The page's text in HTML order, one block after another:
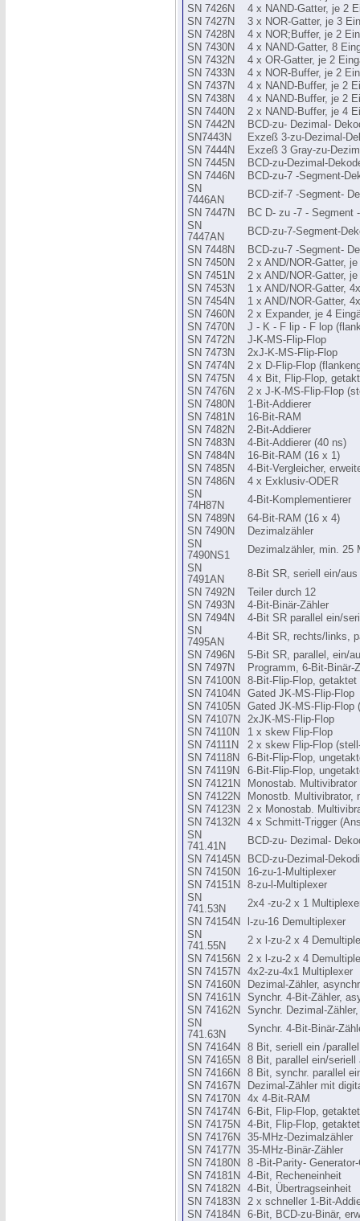
SN 7426N
4 x NAND-Gatter, je 2
SN 7427N
3 x NOR-Gatter, je 3
SN 7428N
4 x NOR;Buffer, je 2
SN 7430N
4 x NAND-Gatter, 8
SN 7432N
4 x OR-Gatter, je 2
SN 7433N
4 x NOR-Buffer, je 2
SN 7437N
4 x NAND-Buffer, je 2
SN 7438N
4 x NAND-Buffer, je 2
SN 7440N
2 x NAND-Buffer, je 4
SN 7442N
BCD-zu- Dezimal-
SN7443N
Exzeß 3-zu-Dezimal-
SN 7444N
Exzeß 3 Gray-zu-
SN 7445N
BCD-zu-Dezimal-
SN 7446N
BCD-zu-7 -Segment-
SN
7446AN
BCD-zif-7 -Segment-
SN 7447N
BC D- zu -7 - Segment
SN
7447AN
BCD-zu-7-Segment-
SN 7448N
BCD-zu-7 -Segment-
SN 7450N
2 x AND/NOR-Gatter,
SN 7451N
2 x AND/NOR-Gatter,
SN 7453N
1 x AND/NOR-Gatter,
SN 7454N
1 x AND/NOR-Gatter,
SN 7460N
2 x Expander, je 4
SN 7470N
J - K - F lip - F lop
SN 7472N
J-K-MS-Flip-Flop
SN 7473N
2xJ-K-MS-Flip-Flop
SN 7474N
2 x D-Flip-Flop
SN 7475N
4 x Bit, Flip-Flop,
SN 7476N
2 x J-K-MS-Flip-Flop
SN 7480N
1-Bit-Addierer
SN 7481N
16-Bit-RAM
SN 7482N
2-Bit-Addierer
SN 7483N
4-Bit-Addierer (40 ns)
SN 7484N
16-Bit-RAM (16 x 1)
SN 7485N
4-Bit-Vergleicher,
SN 7486N
4 x Exklusiv-ODER
SN
74H87N
4-Bit-Komplementierer
SN 7489N
64-Bit-RAM (16 x 4)
SN 7490N
Dezimalzähler
SN
7490NS1
Dezimalzähler, min. 25
SN
7491AN
8-Bit SR, seriell ein/aus
SN 7492N
Teiler durch 12
SN 7493N
4-Bit-Binär-Zähler
SN 7494N
4-Bit SR parallel ein/
SN
7495AN
4-Bit SR, rechts/links,
SN 7496N
5-Bit SR, parallel, ein/
SN 7497N
Programm, 6-Bit-Binär-
SN 74100N
8-Bit-Flip-Flop, getaktet
SN 74104N
Gated JK-MS-Flip-Flop
SN 74105N
Gated JK-MS-Flip-Flop
SN 74107N
2xJK-MS-Flip-Flop
SN 74110N
1 x skew Flip-Flop
SN 74111N
2 x skew Flip-Flop
SN 74118N
6-Bit-Flip-Flop,
SN 74119N
6-Bit-Flip-Flop,
SN 74121N
Monostab.
SN 74122N
Monostb. Multivibrator,
SN 74123N
2 x Monostab.
SN 74132N
4 x Schmitt-Trigger
SN
741.41N
BCD-zu- Dezimal-
SN 74145N
BCD-zu-Dezimal-
SN 74150N
16-zu-1-Multiplexer
SN 74151N
8-zu-l-Multiplexer
SN
741.53N
2x4 -zu-2 x 1
SN 74154N
l-zu-16 Demultiplexer
SN
741.55N
2 x l-zu-2 x 4
SN 74156N
2 x l-zu-2 x 4
SN 74157N
4x2-zu-4x1 Multiplexer
SN 74160N
Dezimal-Zähler,
SN 74161N
Synchr. 4-Bit-Zähler,
SN 74162N
Synchr. Dezimal-
SN
741.63N
Synchr. 4-Bit-Binär-
SN 74164N
8 Bit, seriell ein /
SN 74165N
8 Bit, parallel ein/seriell
SN 74166N
8 Bit, synchr. parallel
SN 74167N
Dezimal-Zähler mit
SN 74170N
4x 4-Bit-RAM
SN 74174N
6-Bit, Flip-Flop, getaktet
SN 74175N
4-Bit, Flip-Flop, getaktet
SN 74176N
35-MHz-Dezimalzähler
SN 74177N
35-MHz-Binär-Zähler
SN 74180N
8 -Bit-Parity-
SN 74181N
4-Bit, Recheneinheit
SN 74182N
4-Bit, Übertragseinheit
SN 74183N
2 x schneller 1-Bit-
SN 74184N
6-Bit, BCD-zu-Binär,